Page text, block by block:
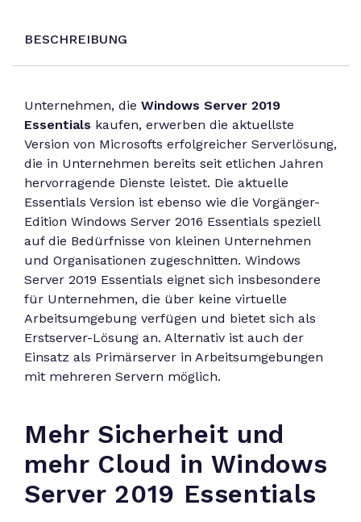
BESCHREIBUNG
Unternehmen, die Windows Server 2019
Essentials kaufen, erwerben die aktuellste
Version von Microsofts erfolgreicher Serverlösung,
die in Unternehmen bereits seit etlichen Jahren
hervorragende Dienste leistet. Die aktuelle
Essentials Version ist ebenso wie die Vorgänger-
Edition Windows Server 2016 Essentials speziell
auf die Bedürfnisse von kleinen Unternehmen
und Organisationen zugeschnitten. Windows
Server 2019 Essentials eignet sich insbesondere
für Unternehmen, die über keine virtuelle
Arbeitsumgebung verfügen und bietet sich als
Erstserver-Lösung an. Alternativ ist auch der
Einsatz als Primärserver in Arbeitsumgebungen
mit mehreren Servern möglich.
Mehr Sicherheit und
mehr Cloud in Windows
Server 2019 Essentials